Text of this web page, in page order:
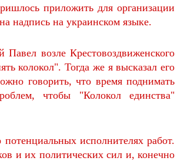
приложить для организации
надпись на украинском языке.
возле Крестовоздвиженского
колокол". Тогда же я высказал его
говорить, что время поднимать
чтобы "Колокол единства"
исполнителях работ.
и их политических сил и, конечно